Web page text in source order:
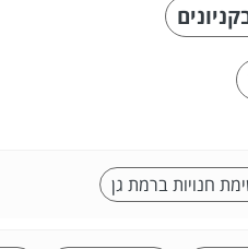
חנויות ברמת גן